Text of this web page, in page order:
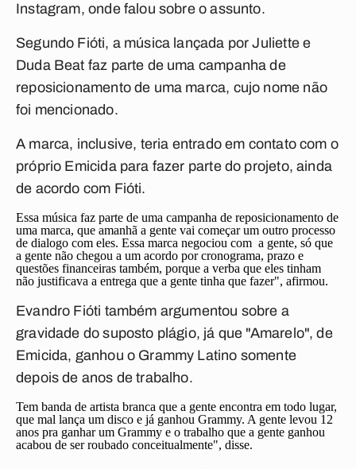
Instagram, onde falou sobre o assunto.
Segundo Fióti, a música lançada por Juliette e
Duda Beat faz parte de uma campanha de
reposicionamento de uma marca, cujo nome não
foi mencionado.
A marca, inclusive, teria entrado em contato com o
próprio Emicida para fazer parte do projeto, ainda
de acordo com Fióti.
Essa música faz parte de uma campanha de reposicionamento de
uma marca, que amanhã a gente vai começar um outro processo
de dialogo com eles. Essa marca negociou com a gente, só que
a gente não chegou a um acordo por cronograma, prazo e
questões financeiras também, porque a verba que eles tinham
não justificava a entrega que a gente tinha que fazer", afirmou.
Evandro Fióti também argumentou sobre a
gravidade do suposto plágio, já que "Amarelo", de
Emicida, ganhou o Grammy Latino somente
depois de anos de trabalho.
Tem banda de artista branca que a gente encontra em todo lugar,
que mal lança um disco e já ganhou Grammy. A gente levou 12
anos pra ganhar um Grammy e o trabalho que a gente ganhou
acabou de ser roubado conceitualmente", disse.